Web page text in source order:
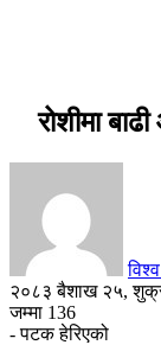
रोशीमा
२०८३ बैशाख २५,
जम्मा 136
- पटक हेरिएको